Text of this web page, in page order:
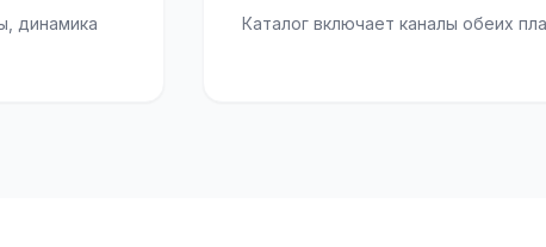
динамика
Каталог включает каналы обеих